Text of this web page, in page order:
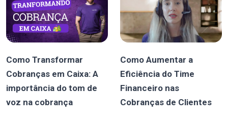
Como Transformar
Cobranças em Caixa: A
importância do tom de
voz na cobrança
Como Aumentar a
Eficiência do Time
Financeiro nas
Cobranças de Clientes